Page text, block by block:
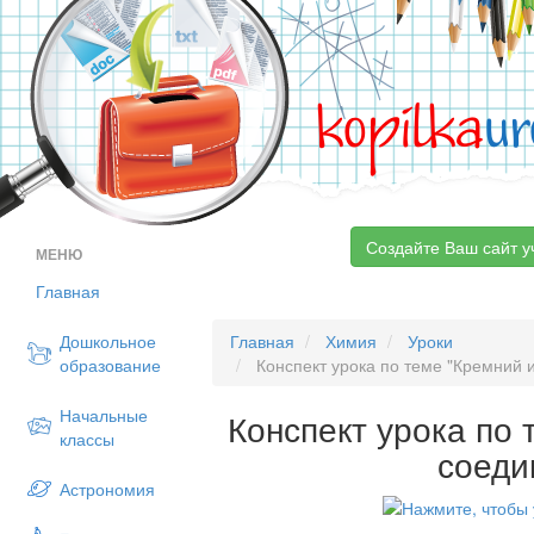
kopilka
МЕНЮ
Главная
Дошкольное
образование
Начальные
классы
Астрономия
Создайте Ваш сайт
Главная Химия
Уроки
Конспект урока по теме "Кремний
Конспект урока